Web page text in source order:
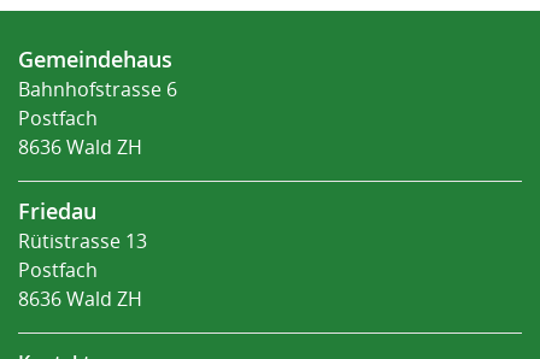
Fusszeile
Gemeindehaus
Bahnhofstrasse 6
Postfach
8636 Wald ZH
Friedau
Rütistrasse 13
Postfach
8636 Wald ZH